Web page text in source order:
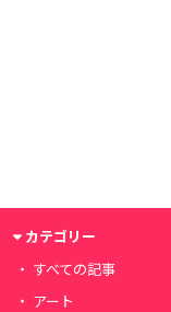
カテゴリー
すべての記事
アート